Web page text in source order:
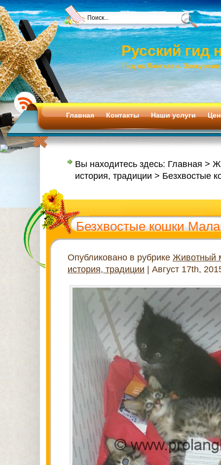
Русский гид
Гид на Лангкави.
Главная Контакты Наши услуги
Вы находитесь здесь: Главная >
история, традиции > Безхвостые
Безхвостые кошки
Опубликовано в рубрике Животный
история, традиции | Август 17th,